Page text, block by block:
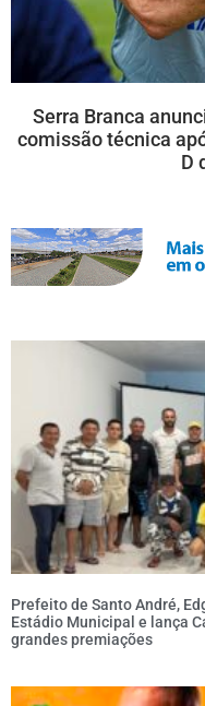
Serra Branca
comissão técnica
D
Prefeito de Santo André,
Estádio Municipal e lança
grandes premiações